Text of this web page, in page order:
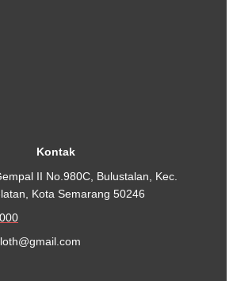
Kontak
II No.980C, Bulustalan, Kec.
Kota Semarang 50246